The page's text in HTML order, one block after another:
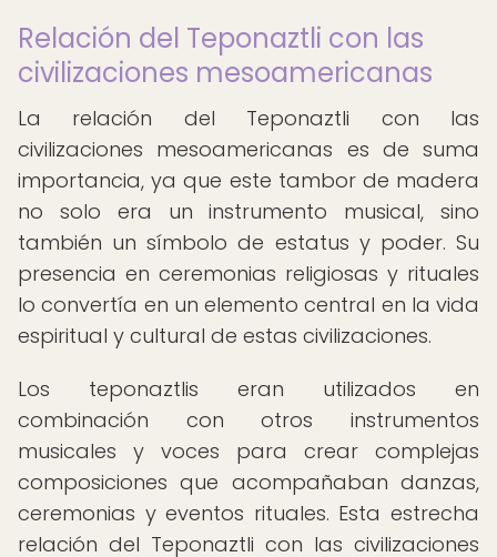
Relación del Teponaztli con las
civilizaciones mesoamericanas
La relación del Teponaztli con las
civilizaciones mesoamericanas es de suma
importancia, ya que este tambor de madera
no solo era un instrumento musical, sino
también un símbolo de estatus y poder. Su
presencia en ceremonias religiosas y rituales
lo convertía en un elemento central en la vida
espiritual y cultural de estas civilizaciones.
Los teponaztlis eran utilizados en
combinación con otros instrumentos
musicales y voces para crear complejas
composiciones que acompañaban danzas,
ceremonias y eventos rituales. Esta estrecha
relación del Teponaztli con las civilizaciones